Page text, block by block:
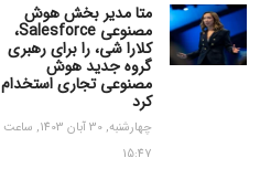
متا مدیر بخش هوش
مصنوعی Salesforce،
کلارا شی، را برای رهبری
گروه جدید هوش
مصنوعی تجاری استخدام
کرد
چهارشنبه, 30 آبان 1403, ساعت
15:47